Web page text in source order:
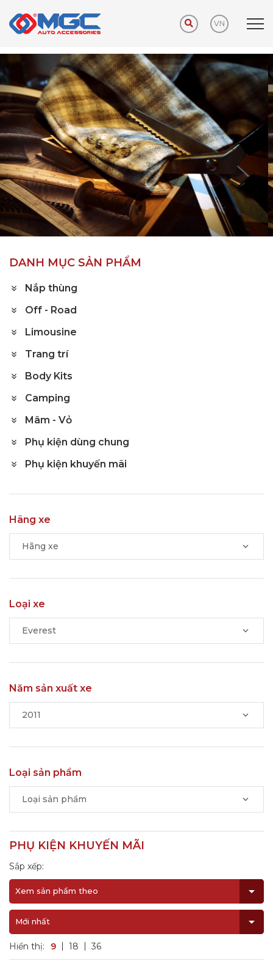
VN
Trang chủ Sản phẩm Phụ kiện khuyến mãi
DANH MỤC SẢN PHẨM
Nắp thùng
Off - Road
Limousine
Trang trí
Body Kits
Camping
Mâm - Vỏ
Phụ kiện dùng chung
Phụ kiện khuyến mãi
Hãng xe
Hãng xe
Loại xe
Everest
Năm sản xuất xe
2011
Loại sản phẩm
Loại sản phẩm
PHỤ KIỆN KHUYẾN MÃI
Sắp xếp:
Xem sản phẩm theo
Mới nhất
Hiển thị: 9 18 36